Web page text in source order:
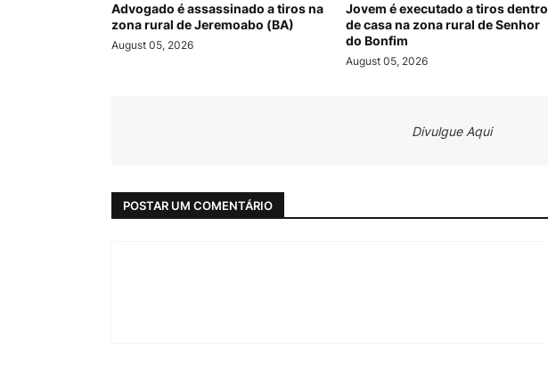
Advogado é assassinado a tiros na
zona rural de Jeremoabo (BA)
August 05, 2026
Jovem é executado a tiros dentro
de casa na zona rural de Senhor
do Bonfim
August 05, 2026
Divulgue Aqui
POSTAR UM COMENTÁRIO